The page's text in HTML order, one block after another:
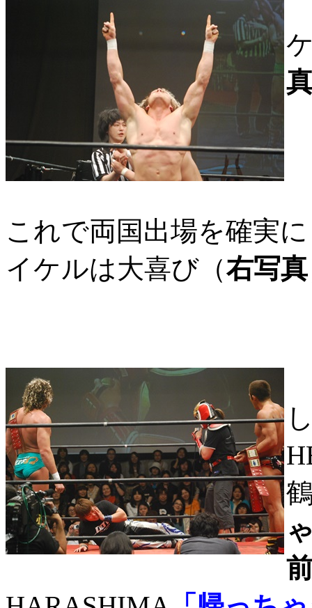
これで両国出場を確実
イケルは大喜び（右写真